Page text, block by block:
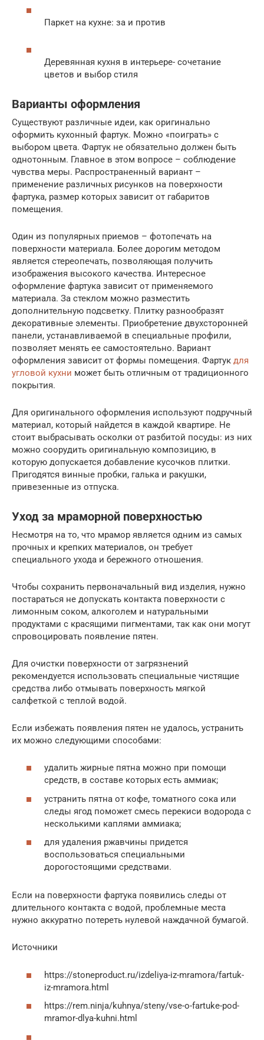
Паркет на кухне: за и против
Деревянная кухня в интерьере- сочетание
цветов и выбор стиля
Варианты оформления
Существуют различные идеи, как оригинально
оформить кухонный фартук. Можно «поиграть» с
выбором цвета. Фартук не обязательно должен быть
однотонным. Главное в этом вопросе – соблюдение
чувства меры. Распространенный вариант –
применение различных рисунков на поверхности
фартука, размер которых зависит от габаритов
помещения.
Один из популярных приемов – фотопечать на
поверхности материала. Более дорогим методом
является стереопечать, позволяющая получить
изображения высокого качества. Интересное
оформление фартука зависит от применяемого
материала. За стеклом можно разместить
дополнительную подсветку. Плитку разнообразят
декоративные элементы. Приобретение двухсторонней
панели, устанавливаемой в специальные профили,
позволяет менять ее самостоятельно. Вариант
оформления зависит от формы помещения. Фартук для
угловой кухни может быть отличным от традиционного
покрытия.
Для оригинального оформления используют подручный
материал, который найдется в каждой квартире. Не
стоит выбрасывать осколки от разбитой посуды: из них
можно соорудить оригинальную композицию, в
которую допускается добавление кусочков плитки.
Пригодятся винные пробки, галька и ракушки,
привезенные из отпуска.
Уход за мраморной поверхностью
Несмотря на то, что мрамор является одним из самых
прочных и крепких материалов, он требует
специального ухода и бережного отношения.
Чтобы сохранить первоначальный вид изделия, нужно
постараться не допускать контакта поверхности с
лимонным соком, алкоголем и натуральными
продуктами с красящими пигментами, так как они могут
спровоцировать появление пятен.
Для очистки поверхности от загрязнений
рекомендуется использовать специальные чистящие
средства либо отмывать поверхность мягкой
салфеткой с теплой водой.
Если избежать появления пятен не удалось, устранить
их можно следующими способами:
удалить жирные пятна можно при помощи
средств, в составе которых есть аммиак;
устранить пятна от кофе, томатного сока или
следы ягод поможет смесь перекиси водорода с
несколькими каплями аммиака;
для удаления ржавчины придется
воспользоваться специальными
дорогостоящими средствами.
Если на поверхности фартука появились следы от
длительного контакта с водой, проблемные места
нужно аккуратно потереть нулевой наждачной бумагой.
Источники
https://stoneproduct.ru/izdeliya-iz-mramora/fartuk-
iz-mramora.html
https://rem.ninja/kuhnya/steny/vse-o-fartuke-pod-
mramor-dlya-kuhni.html